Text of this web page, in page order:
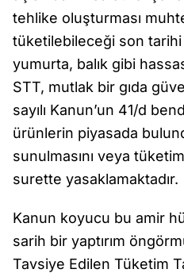
tehlike oluşturması
tüketilebileceği son
yumurta, balık gibi
STT, mutlak bir gıda
sayılı Kanun’un 41/d
ürünlerin piyasada
sunulmasını veya
surette yasaklamaktadır.
Kanun koyucu bu amir
sarih bir yaptırım
Tavsiye Edilen Tüketim